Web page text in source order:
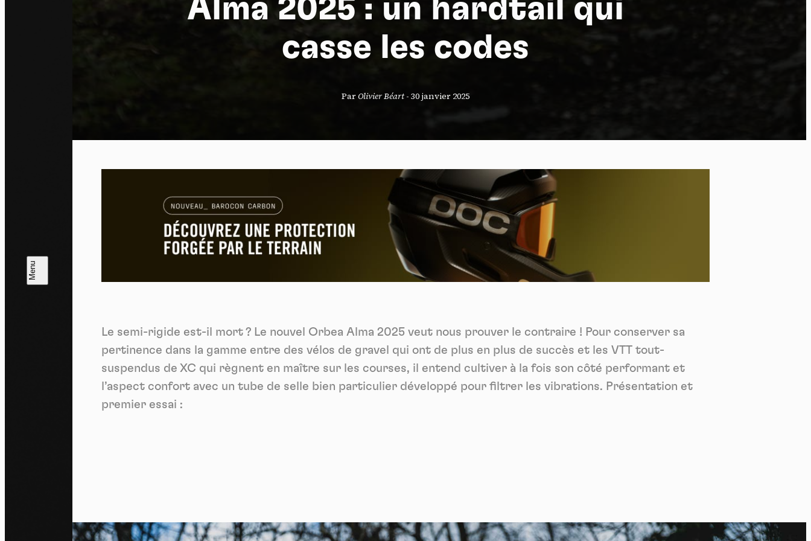
Alma 2025 : un hardtail qui
casse les codes
ParOlivier Béart- 30 janvier 2025
Le semi-rigide est-il mort ? Le nouvel Orbea Alma 2025 veut nous prouver le contraire ! Pour conserver sa
pertinence dans la gamme entre des vélos de gravel qui ont de plus en plus de succès et les VTT tout-
suspendus de XC qui règnent en maître sur les courses, il entend cultiver à la fois son côté performant et
l’aspect confort avec un tube de selle bien particulier développé pour filtrer les vibrations. Présentation et
premier essai :
J'accepte de recevoir cette lettre d'information et je comprends que je peux facilement me
Je m’abonne
Panneau de gestion des cookies
Tout accepter
Vidéos
Vimeo interdit -Ce service peut déposer 8 cookies.
Autoriser Interdire
YouTube interdit -Ce service peut déposer 4 cookies.